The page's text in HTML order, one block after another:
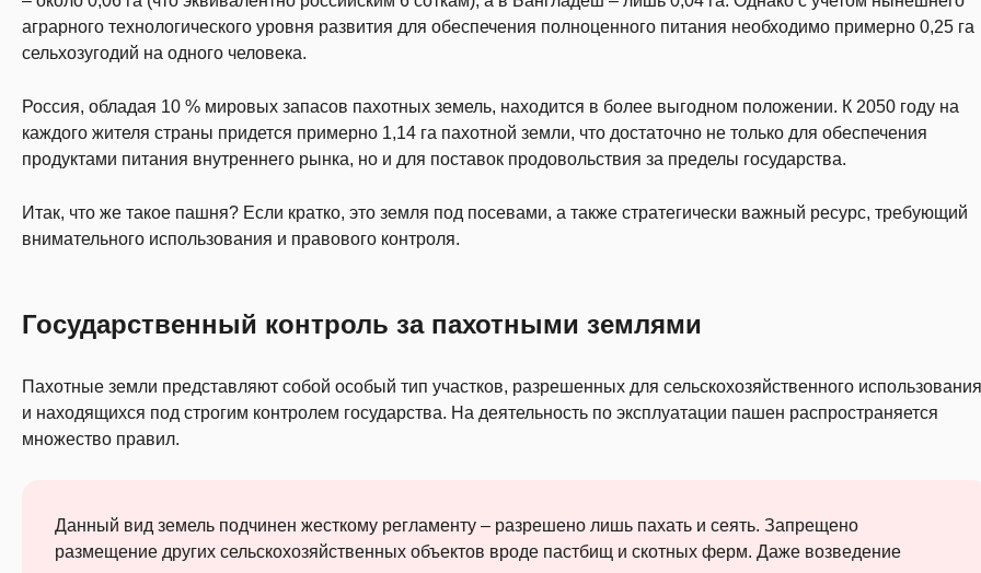
аграрного технологического уровня развития для обеспечения полноценного питания необходимо примерно 0,25 га
сельхозугодий на одного человека.
Россия, обладая 10 % мировых запасов пахотных земель, находится в более выгодном положении. К 2050 году на
каждого жителя страны придется примерно 1,14 га пахотной земли, что достаточно не только для обеспечения
продуктами питания внутреннего рынка, но и для поставок продовольствия за пределы государства.
Итак, что же такое пашня? Если кратко, это земля под посевами, а также стратегически важный ресурс, требующий
внимательного использования и правового контроля.
Государственный контроль за пахотными землями
Пахотные земли представляют собой особый тип участков, разрешенных для сельскохозяйственного использования
и находящихся под строгим контролем государства. На деятельность по эксплуатации пашен распространяется
множество правил.
Данный вид земель подчинен жесткому регламенту – разрешено лишь пахать и сеять. Запрещено
размещение других сельскохозяйственных объектов вроде пастбищ и скотных ферм. Даже возведение